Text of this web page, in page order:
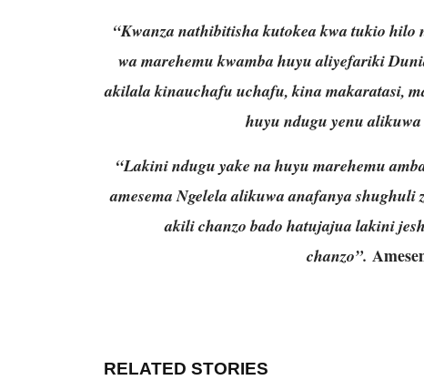
“Kwanza nathibitisha kutokea kwa tukio hilo
wa marehemu kwamba huyu aliyefariki
akilala kinauchafu uchafu, kina makaratasi,
huyu ndugu yenu
“Lakini ndugu yake na huyu marehemu
amesema Ngelela alikuwa anafanya
akili chanzo bado hatujajua lakini
chanzo”.
RELATED STORIES